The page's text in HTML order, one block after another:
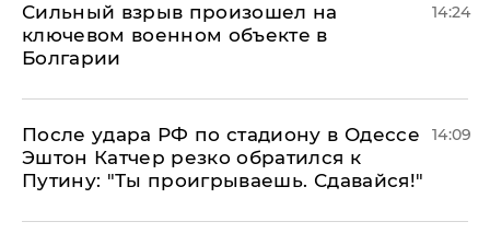
Сильный взрыв произошел на
ключевом военном объекте в
Болгарии
14:24
После удара РФ по стадиону в Одессе
Эштон Катчер резко обратился к
Путину: "Ты проигрываешь. Сдавайся!"
14:09